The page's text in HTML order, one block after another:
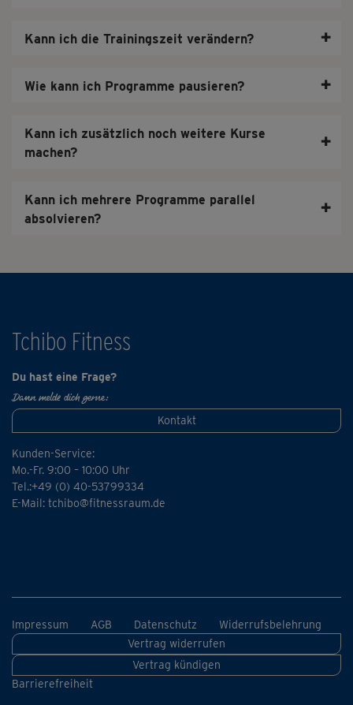
Kann ich die Trainingszeit verändern? ✚
Wie kann ich Programme pausieren? ✚
Kann ich zusätzlich noch weitere Kurse
machen?
✚
Kann ich mehrere Programme parallel
absolvieren?
✚
Tchibo Fitness
Du hast eine Frage?
Dann melde dich gerne:
Kontakt
Kunden-Service:
Mo.-Fr. 9:00 – 10:00 Uhr
Tel.:+49 (0) 40-53799334
E-Mail: tchibo@fitnessraum.de
Impressum AGB Datenschutz
Widerrufsbelehrung
Vertrag widerrufen
Vertrag kündigen
Barrierefreiheit